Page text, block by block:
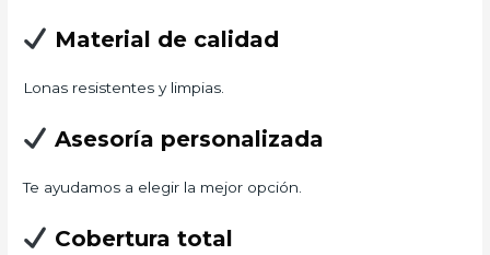
Material de calidad
Lonas resistentes y limpias.
Asesoría personalizada
Te ayudamos a elegir la mejor opción.
Cobertura total